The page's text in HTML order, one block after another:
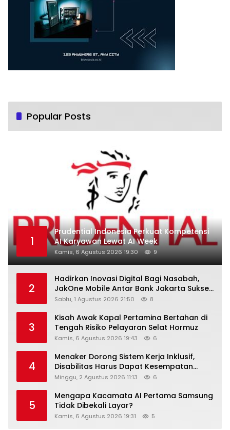
Popular Posts
1
Prudential Indonesia Perkuat Kompetensi
AI Karyawan Lewat AI Week
Kamis, 6 Agustus 2026 19:30 9
2
Hadirkan Inovasi Digital Bagi Nasabah,
JakOne Mobile Antar Bank Jakarta Sukses
Raih Digital Excellence Awards 2026
Sabtu, 1 Agustus 2026 21:50 8
3
Kisah Awak Kapal Pertamina Bertahan di
Tengah Risiko Pelayaran Selat Hormuz
Kamis, 6 Agustus 2026 19:43 6
4
Menaker Dorong Sistem Kerja Inklusif,
Disabilitas Harus Dapat Kesempatan
Setara
Minggu, 2 Agustus 2026 11:13 6
5
Mengapa Kacamata AI Pertama Samsung
Tidak Dibekali Layar?
Kamis, 6 Agustus 2026 19:31 5